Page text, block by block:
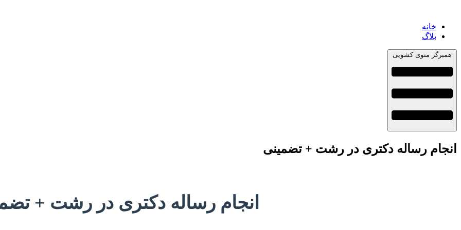
خانه
بلاگ
همبرگر منوی کشویی
انجام رساله دکتری در رشت + تضمینی
انجام رساله دکتری در رشت +